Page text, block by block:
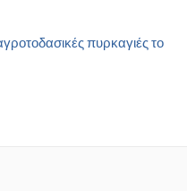
πυρκαγιές το